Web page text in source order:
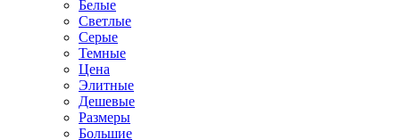
Белые
Светлые
Серые
Темные
Цена
Элитные
Дешевые
Размеры
Большие